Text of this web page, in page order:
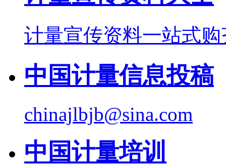
计量宣传资料一站式购
中国计量信息投稿
chinajlbjb@sina.com
中国计量培训